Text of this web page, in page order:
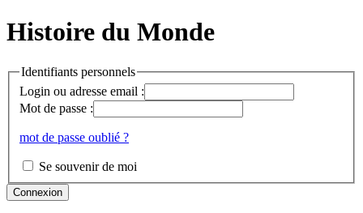
Histoire du Monde
Identifiants personnels
Login ou adresse email :
Mot de passe :
mot de passe oublié ?
Se souvenir de moi
Connexion